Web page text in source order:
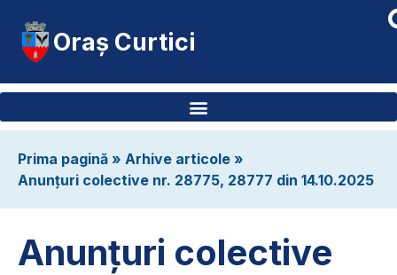
Oraș Curtici
Prima pagină » Arhive articole »
Anunțuri colective nr. 28775, 28777 din 14.10.2025
Anunțuri colective